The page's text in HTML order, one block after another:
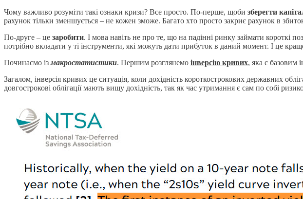
Чому важливо розуміти такі ознаки кризи? Все просто. По-перше, щоби зберегти
рахунок тільки зменшується – не кожен зможе. Багато хто просто закриє рахунок в
По-друге – це заробити. І мова навіть не про те, що на падінні ринку займати короткі
потрібно вкладати у ті інструменти, які можуть дати прибуток в даний момент. І це
Починаємо ізмакростатистики. Першим розглянемо інверсію кривих, яка є базовим
Загалом, інверсія кривих це ситуація, коли дохідність короткострокових державних
довгострокові облігації мають вищу дохідність, так як час утримання є сам по собі